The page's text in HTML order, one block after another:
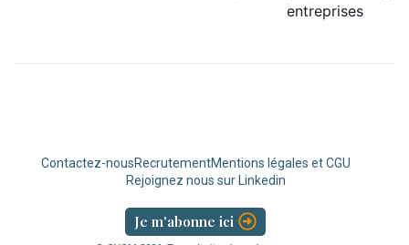
entreprises
Contactez-nousRecrutementMentions légales et CGU
Rejoignez nous sur Linkedin
Je m'abonne ici